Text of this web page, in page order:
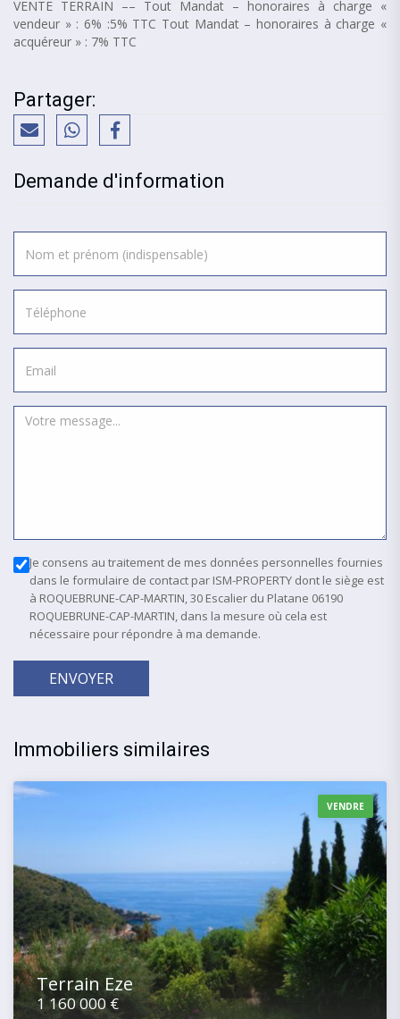
VENTE TERRAIN –– Tout Mandat – honoraires à charge «
vendeur » : 6% :5% TTC Tout Mandat – honoraires à charge «
acquéreur » : 7% TTC
Partager:
Demande d'information
Je consens au traitement de mes données personnelles fournies
dans le formulaire de contact par ISM-PROPERTY dont le siège est
à ROQUEBRUNE-CAP-MARTIN, 30 Escalier du Platane 06190
ROQUEBRUNE-CAP-MARTIN, dans la mesure où cela est
nécessaire pour répondre à ma demande.
ENVOYER
Immobiliers similaires
VENDRE
Terrain Eze
1 160 000 €